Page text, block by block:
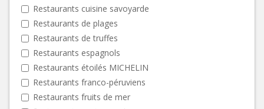
Restaurants cuisine savoyarde
Restaurants de plages
Restaurants de truffes
Restaurants espagnols
Restaurants étoilés MICHELIN
Restaurants franco-péruviens
Restaurants fruits de mer